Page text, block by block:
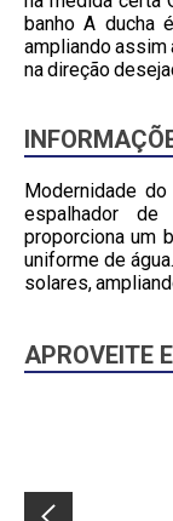
banho A ducha
ampliando assim
na direção
Modernidade
espalhador
proporciona um
uniforme de
solares,
APROVEITE